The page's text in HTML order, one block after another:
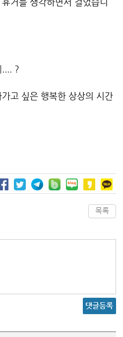
.... ?
고 싶은 행복한 상상의 시간
목록
댓글등록